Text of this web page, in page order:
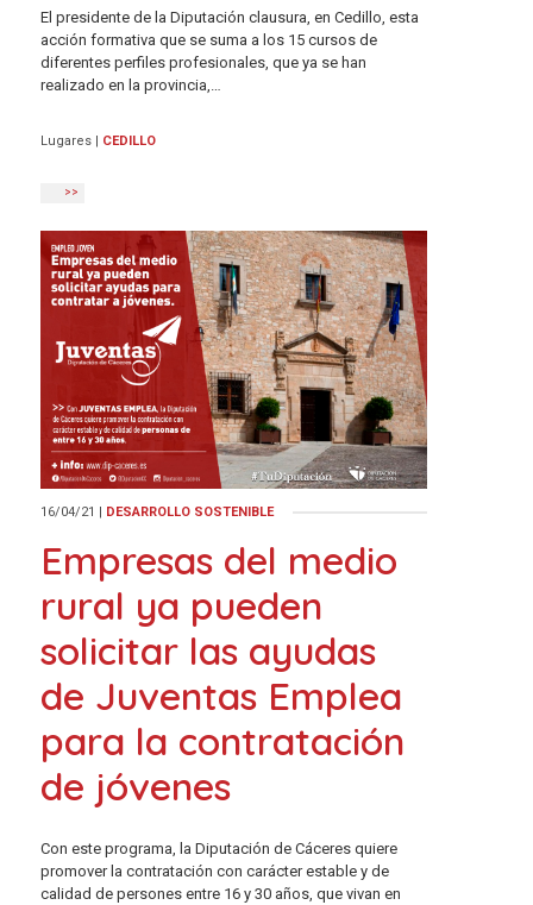
El presidente de la Diputación clausura, en Cedillo, esta
acción formativa que se suma a los 15 cursos de
diferentes perfiles profesionales, que ya se han
realizado en la provincia,…
Lugares CEDILLO
>>
16/04/21 DESARROLLO SOSTENIBLE
Empresas del medio
rural ya pueden
solicitar las ayudas
de Juventas Emplea
para la contratación
de jóvenes
Con este programa, la Diputación de Cáceres quiere
promover la contratación con carácter estable y de
calidad de persones entre 16 y 30 años, que vivan en